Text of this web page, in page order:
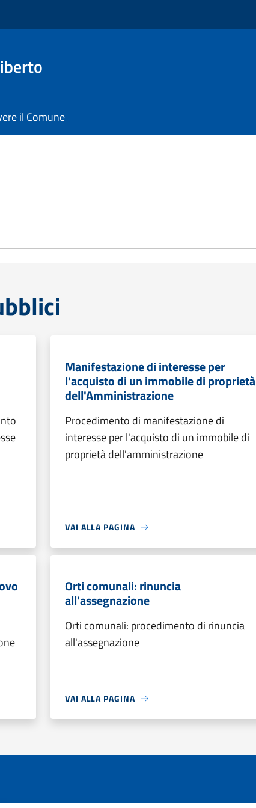
il Comune
Manifestazione di interesse per
l'acquisto di un immobile di proprietà
dell'Amministrazione
Procedimento di manifestazione di
interesse per l'acquisto di un immobile di
proprietà dell'amministrazione
VAI ALLA PAGINA
Orti comunali: rinuncia
all'assegnazione
Orti comunali: procedimento di rinuncia
all'assegnazione
VAI ALLA PAGINA